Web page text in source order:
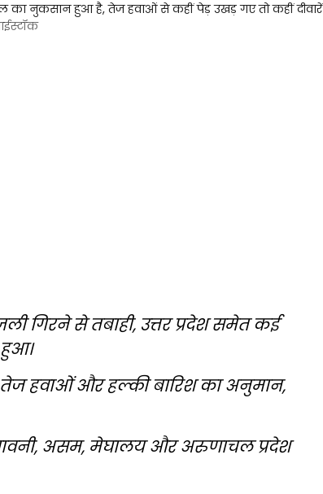
का नुकसान हुआ है, तेज हवाओं से कहीं पेड़ उखड़ गए तो कहीं दीवारें
गिरने से तबाही, उत्तर प्रदेश समेत कई
हवाओं और हल्की बारिश का अनुमान,
असम, मेघालय और अरुणाचल प्रदेश